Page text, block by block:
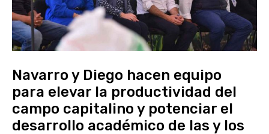
Navarro y Diego hacen equipo
para elevar la productividad del
campo capitalino y potenciar el
desarrollo académico de las y los